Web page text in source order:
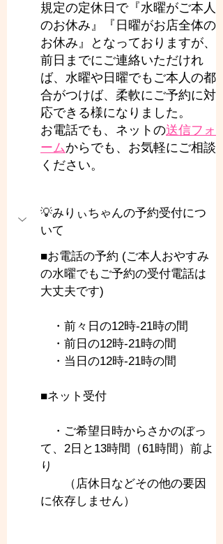
規定の定休日で『水曜がご本人
のお休み』『日曜がお店全体の
お休み』となっておりますが、
前日までにご連絡いただけれ
ば、水曜や日曜でもご本人の都
合がつけば、柔軟にご予約に対
応できる様になりました。
お電話でも、ネットの送信フォ
ームからでも、お気軽にご相談
ください。
💡みりぃちゃんの予約受付につ
いて
■お電話の予約 (ご本人おやすみ
の水曜でもご予約の受付電話は
大丈夫です)
・前々日の12時-21時の間
・前日の12時-21時の間
・当日の12時-21時の間
■ネット受付
・ご希望日時からさかのぼっ
て、2日と13時間（61時間）前よ
り
（店休日などその他の要因
に依存しません）